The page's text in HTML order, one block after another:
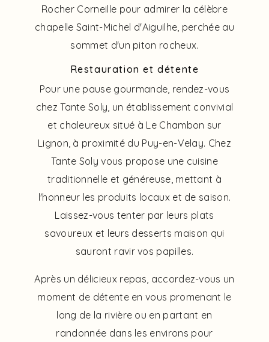
Rocher Corneille pour admirer la célèbre
chapelle Saint-Michel d'Aiguilhe, perchée au
sommet d'un piton rocheux.
Restauration et détente
Pour une pause gourmande, rendez-vous
chez Tante Soly, un établissement convivial
et chaleureux situé à Le Chambon sur
Lignon, à proximité du Puy-en-Velay. Chez
Tante Soly vous propose une cuisine
traditionnelle et généreuse, mettant à
l'honneur les produits locaux et de saison.
Laissez-vous tenter par leurs plats
savoureux et leurs desserts maison qui
sauront ravir vos papilles.
Après un délicieux repas, accordez-vous un
moment de détente en vous promenant le
long de la rivière ou en partant en
randonnée dans les environs pour